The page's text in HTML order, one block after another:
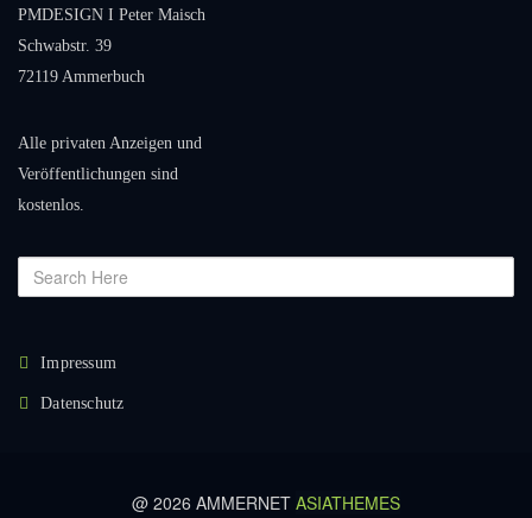
PMDESIGN I Peter Maisch
Schwabstr. 39
72119 Ammerbuch
Alle privaten Anzeigen und
Veröffentlichungen sind
kostenlos.
Impressum
Datenschutz
@ 2026 AMMERNET ASIATHEMES